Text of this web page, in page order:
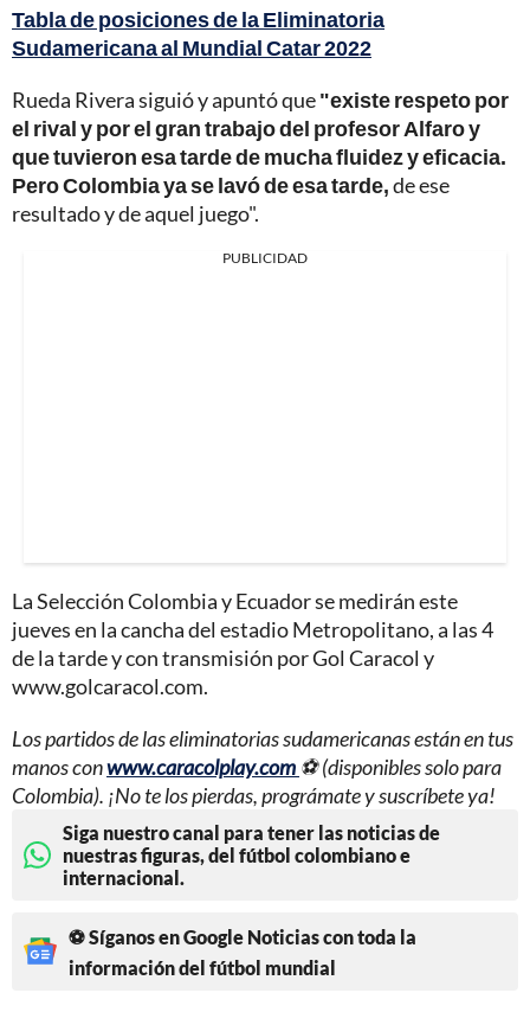
Tabla de posiciones de la Eliminatoria
Sudamericana al Mundial Catar 2022
Rueda Rivera siguió y apuntó que"existe respeto por
el rival y por el gran trabajo del profesor Alfaro y
que tuvieron esa tarde de mucha fluidez y eficacia.
Pero Colombia ya se lavó de esa tarde,de ese
resultado y de aquel juego".
PUBLICIDAD
La Selección Colombia y Ecuador se medirán este
jueves en la cancha del estadio Metropolitano, a las 4
de la tarde y con transmisión por Gol Caracol y
www.golcaracol.com.
Los partidos de las eliminatorias sudamericanas están en tus
manos conwww.caracolplay.com ⚽ (disponibles solo para
Colombia). ¡No te los pierdas, prográmate y suscríbete ya!
Siga nuestro canal para tener las noticias de
nuestras figuras, del fútbol colombiano e
internacional.
⚽ Síganos en Google Noticias con toda la
información del fútbol mundial